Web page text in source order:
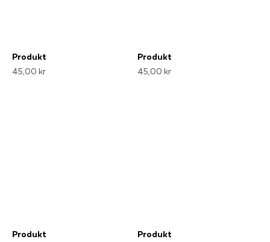
Produkt
45,00 kr
Produkt
45,00 kr
Produkt
Produkt